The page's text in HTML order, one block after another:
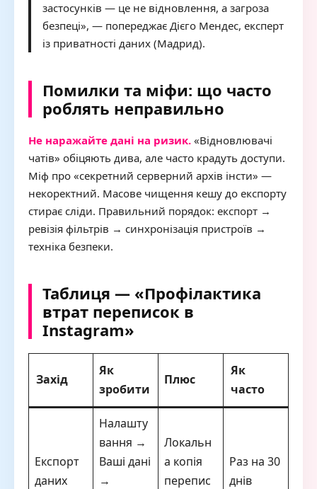
застосунків — це не відновлення, а загроза
безпеці», — попереджає Дієго Мендес, експерт
із приватності даних (Мадрид).
Помилки та міфи: що часто
роблять неправильно
Не наражайте дані на ризик. «Відновлювачі
чатів» обіцяють дива, але часто крадуть доступи.
Міф про «секретний серверний архів інсти» —
некоректний. Масове чищення кешу до експорту
стирає сліди. Правильний порядок: експорт →
ревізія фільтрів → синхронізація пристроїв →
техніка безпеки.
Таблиця — «Профілактика
втрат переписок в
Instagram»
Захід
Як
зробити
Плюс
Як
часто
Експорт
даних
Налашту
вання →
Ваші дані
→
Локальн
а копія
перепис
Раз на 30
днів